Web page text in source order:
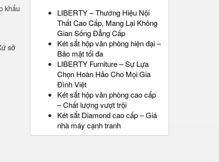
khẩu
sở
LIBERTY – Thương Hiệu Nội
Thất Cao Cấp, Mang Lại Không
Gian Sống Đẳng Cấp
Két sắt hộp văn phòng hiện đại –
Bảo mật tối đa
LIBERTY Furniture – Sự Lựa
Chọn Hoàn Hảo Cho Mọi Gia
Đình Việt
Két sắt hộp văn phòng cao cấp
– Chất lượng vượt trội
Két sắt Diamond cao cấp – Giá
nhà máy cạnh tranh